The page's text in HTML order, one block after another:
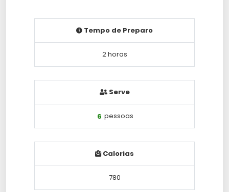
Tempo de Preparo
2 horas
Serve
6 pessoas
Calorias
780